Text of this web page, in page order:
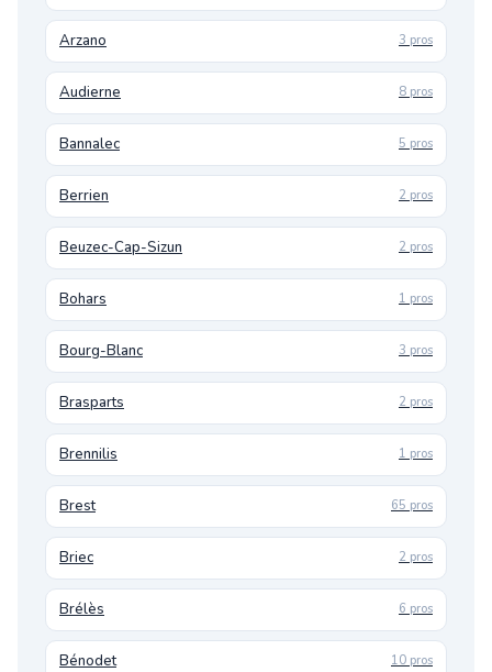
Arzano 3 pros
Audierne 8 pros
Bannalec 5 pros
Berrien 2 pros
Beuzec-Cap-Sizun 2 pros
Bohars 1 pros
Bourg-Blanc 3 pros
Brasparts 2 pros
Brennilis 1 pros
Brest 65 pros
Briec 2 pros
Brélès 6 pros
Bénodet 10 pros